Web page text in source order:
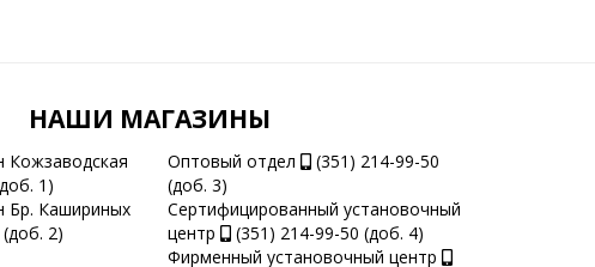
НАШИ МАГАЗИНЫ
Кожзаводская
1)
Бр. Кашириных
2)
Оптовый отдел
(351) 214-99-50
(доб. 3)
Сертифицированный установочный
центр
(351) 214-99-50 (доб. 4)
Фирменный установочный центр